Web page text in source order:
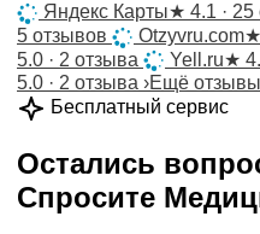
Яндекс Карты★ 4.1 ·
5 отзывов
Otzyvru.com★
5.0 · 2 отзыва
Yell.ru★
5.0 · 2 отзыва ›Ещё отзывы
Бесплатный сервис
Остались
Спросите